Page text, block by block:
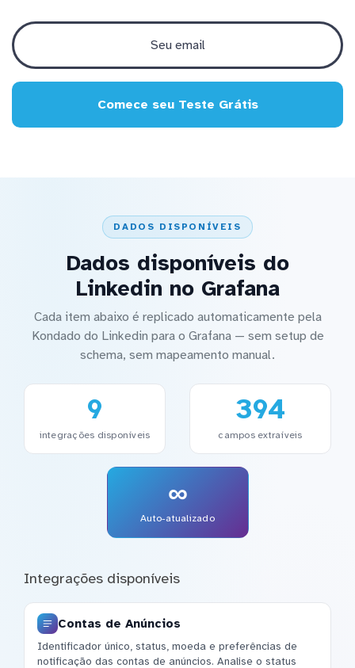
Comece seu Teste Grátis
DADOS DISPONÍVEIS
Dados disponíveis do
Linkedin no Grafana
Cada item abaixo é replicado automaticamente pela
Kondado do Linkedin para o Grafana — sem setup de
schema, sem mapeamento manual.
9
integrações disponíveis
394
campos extraíveis
∞
Auto-atualizado
Integrações disponíveis
Contas de Anúncios
Identificador único, status, moeda e preferências de
notificação das contas de anúncios. Analise o status